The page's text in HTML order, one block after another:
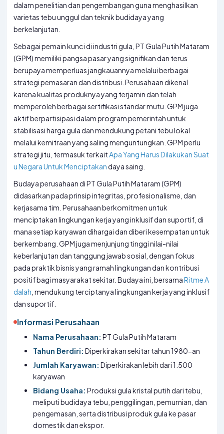
dalam penelitian dan pengembangan guna menghasilkan
varietas tebu unggul dan teknik budidaya yang
berkelanjutan.
Sebagai pemain kunci di industri gula, PT Gula Putih Mataram
(GPM) memiliki pangsa pasar yang signifikan dan terus
berupaya memperluas jangkauannya melalui berbagai
strategi pemasaran dan distribusi. Perusahaan dikenal
karena kualitas produknya yang terjamin dan telah
memperoleh berbagai sertifikasi standar mutu. GPM juga
aktif berpartisipasi dalam program pemerintah untuk
stabilisasi harga gula dan mendukung petani tebu lokal
melalui kemitraan yang saling menguntungkan. GPM perlu
strategi jitu, termasuk terkaitApa Yang Harus Dilakukan Suat
u Negara Untuk Menciptakandaya saing.
Budaya perusahaan di PT Gula Putih Mataram (GPM)
didasarkan pada prinsip integritas, profesionalisme, dan
kerjasama tim. Perusahaan berkomitmen untuk
menciptakan lingkungan kerja yang inklusif dan suportif, di
mana setiap karyawan dihargai dan diberi kesempatan untuk
berkembang. GPM juga menjunjung tinggi nilai-nilai
keberlanjutan dan tanggung jawab sosial, dengan fokus
pada praktik bisnis yang ramah lingkungan dan kontribusi
positif bagi masyarakat sekitar. Budaya ini, bersamaRitme A
dalah , mendukung terciptanya lingkungan kerja yang inklusif
dan suportif.
Informasi Perusahaan
Nama Perusahaan: PT Gula Putih Mataram
Tahun Berdiri: Diperkirakan sekitar tahun 1980-an
Jumlah Karyawan: Diperkirakan lebih dari 1.500
karyawan
Bidang Usaha: Produksi gula kristal putih dari tebu,
meliputi budidaya tebu, penggilingan, pemurnian, dan
pengemasan, serta distribusi produk gula ke pasar
domestik dan ekspor.